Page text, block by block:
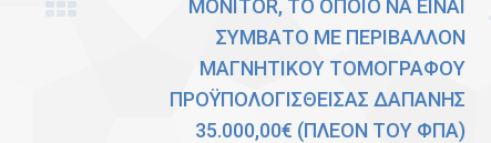
MONITOR, ΤΟ ΟΠΟΙΟ ΝΑ ΕΙΝΑΙ
ΣΥΜΒΑΤΟ ΜΕ ΠΕΡΙΒΑΛΛΟΝ
ΜΑΓΝΗΤΙΚΟΥ ΤΟΜΟΓΡΑΦΟΥ
ΠΡΟΫΠΟΛΟΓΙΣΘΕΙΣΑΣ ΔΑΠΑΝΗΣ
35.000,00€ (ΠΛΕΟΝ ΤΟΥ ΦΠΑ)